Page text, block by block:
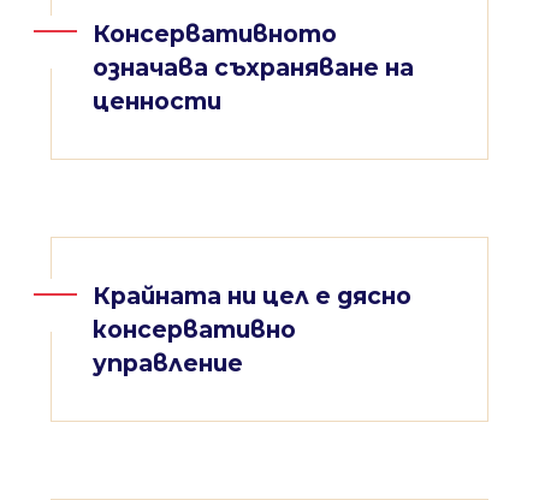
Консервативното
означава съхраняване на
ценности
Крайната ни цел е дясно
консервативно
управление